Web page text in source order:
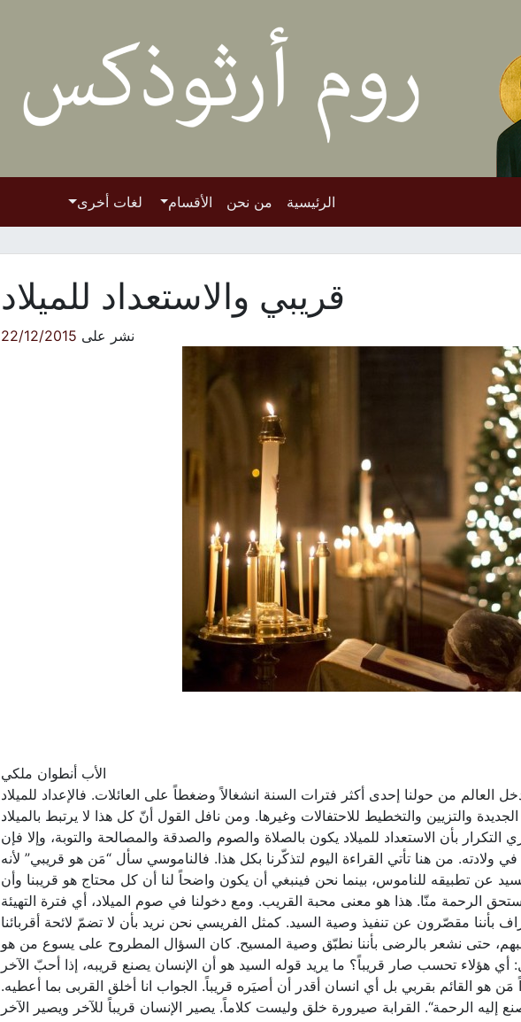
الرئيسية من نحن الأقسام لغات أخرى
قريبي والاستعداد للميلاد
نشر على 22/12/2015
الأب أنطوان ملكي
العالم من حولنا إحدى أكثر فترات السنة انشغالاً وضغطاً على العائلات. فالإعداد للميلاد
والتزيين والتخطيط للاحتفالات وغيرها. ومن نافل القول أنّ كل هذا لا يرتبط بالميلاد
بأن الاستعداد للميلاد يكون بالصلاة والصوم والصدقة والمصالحة والتوبة، وإلا فإن
في ولادته. من هنا تأتي القراءة اليوم لتذكّرنا بكل هذا. فالناموسي سأل “مَن هو قريبي” لأنه
عن تطبيقه للناموس، بينما نحن فينبغي أن يكون واضحاً لنا أن كل محتاج هو قريبنا وأن
الرحمة منّا. هذا هو معنى محبة القريب. ومع دخولنا في صوم الميلاد، أي فترة التهيئة
بأننا مقصّرون عن تنفيذ وصية السيد. كمثل الفريسي نحن نريد بأن لا تضمّ لائحة أقربائنا
حتى نشعر بالرضى بأننا نطبّق وصية المسيح. كان السؤال المطروح على يسوع من هو
هؤلاء تحسب صار قريباً؟ ما يريد قوله السيد هو أن الإنسان يصنع قريبه، إذا أحبّ الآخر
مَن هو القائم بقربي بل أي انسان أقدر أن أصيَره قريباً. الجواب انا أخلق القربى بما أعطيه.
الرحمة“. القرابة صيرورة خلق وليست كلاماً. يصير الإنسان قريباً للآخر ويصير الآخر